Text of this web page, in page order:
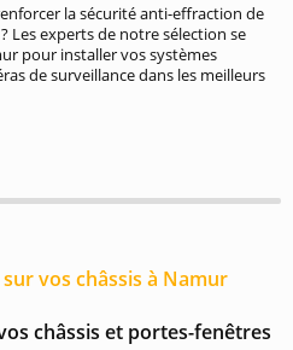
la sécurité anti-effraction de
Les experts de notre sélection se
pour installer vos systèmes
de surveillance dans les meilleurs
vos châssis à Namur
châssis et portes-fenêtres